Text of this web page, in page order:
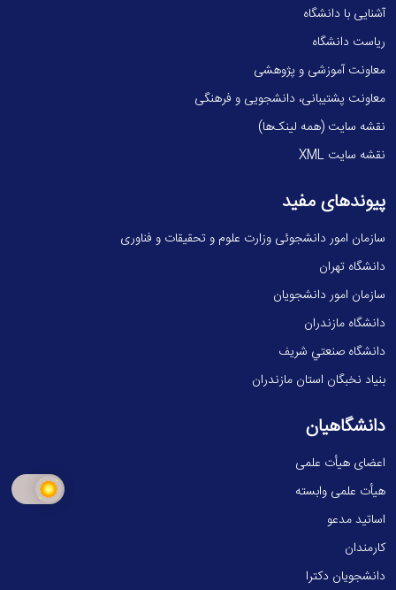
آشنایی با دانشگاه
ریاست دانشگاه
معاونت آموزشی و پژوهشی
معاونت پشتیبانی، دانشجویی و فرهنگی
نقشه سایت (همه لینک‌ها)
نقشه سایت XML
پیوندهای مفید
سازمان امور دانشجوئی وزارت علوم و تحقیقات و فناوری
دانشگاه تهران
سازمان امور دانشجویان
دانشگاه مازندران
دانشگاه صنعتي شريف
بنیاد نخبگان استان مازندران
دانشگاهیان
اعضای هیأت علمی
هیأت علمی وابسته
اساتید مدعو
کارمندان
دانشجویان دکترا